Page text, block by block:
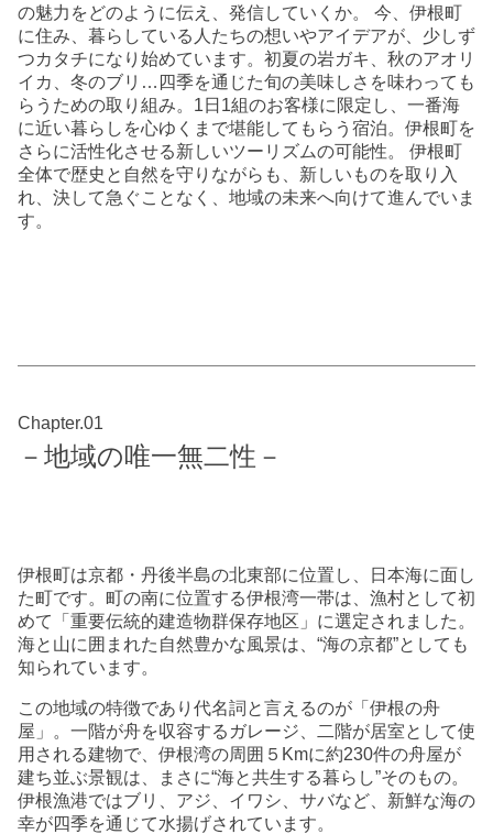
の魅力をどのように伝え、発信していくか。 今、伊根町
に住み、暮らしている人たちの想いやアイデアが、少しず
つカタチになり始めています。初夏の岩ガキ、秋のアオリ
イカ、冬のブリ…四季を通じた旬の美味しさを味わっても
らうための取り組み。1日1組のお客様に限定し、一番海
に近い暮らしを心ゆくまで堪能してもらう宿泊。伊根町を
さらに活性化させる新しいツーリズムの可能性。 伊根町
全体で歴史と自然を守りながらも、新しいものを取り入
れ、決して急ぐことなく、地域の未来へ向けて進んでいま
す。
Chapter.01
－地域の唯一無二性－
伊根町は京都・丹後半島の北東部に位置し、日本海に面し
た町です。町の南に位置する伊根湾一帯は、漁村として初
めて「重要伝統的建造物群保存地区」に選定されました。
海と山に囲まれた自然豊かな風景は、“海の京都”としても
知られています。
この地域の特徴であり代名詞と言えるのが「伊根の舟
屋」。一階が舟を収容するガレージ、二階が居室として使
用される建物で、伊根湾の周囲５Kmに約230件の舟屋が
建ち並ぶ景観は、まさに“海と共生する暮らし”そのもの。
伊根漁港ではブリ、アジ、イワシ、サバなど、新鮮な海の
幸が四季を通じて水揚げされています。